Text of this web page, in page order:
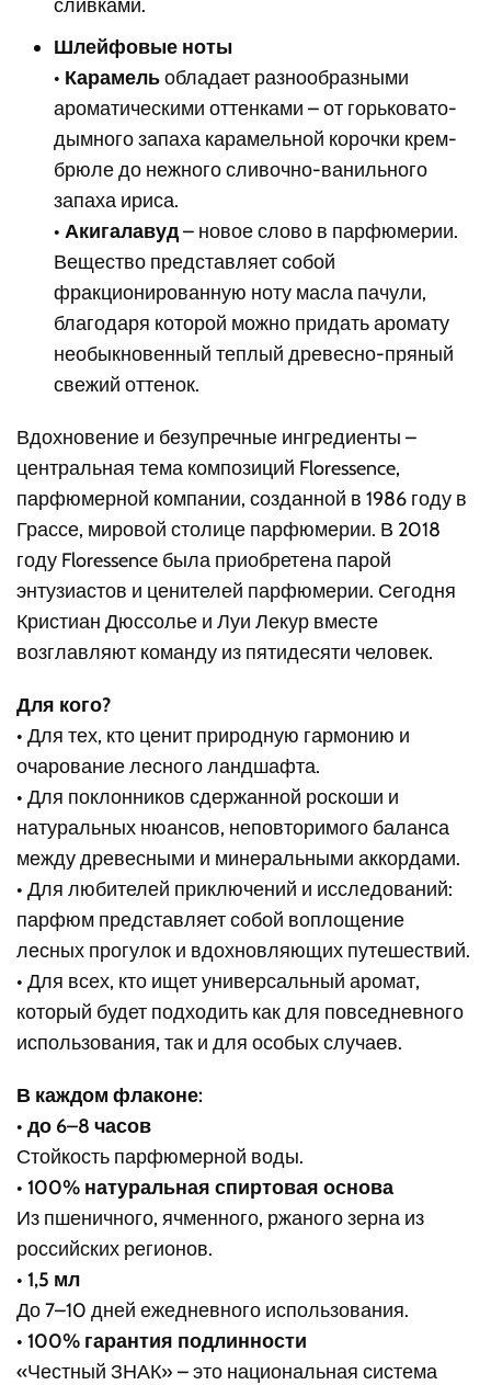
сливками.
Шлейфовые ноты
• Карамельобладает разнообразными
ароматическими оттенками – от горьковато-
дымного запаха карамельной корочки крем-
брюле до нежного сливочно-ванильного
запаха ириса.
•Акигалавуд– новое слово в парфюмерии.
Вещество представляет собой
фракционированную ноту масла пачули,
благодаря которой можно придать аромату
необыкновенный теплый древесно-пряный
свежий оттенок.
Вдохновение и безупречные ингредиенты –
центральная тема композиций Floressence,
парфюмерной компании, созданной в 1986 году в
Грассе, мировой столице парфюмерии. В 2018
году Floressence была приобретена парой
энтузиастов и ценителей парфюмерии. Сегодня
Кристиан Дюссолье и Луи Лекур вместе
возглавляют команду из пятидесяти человек.
Для кого?
• Для тех, кто ценит природную гармонию и
очарование лесного ландшафта.
• Для поклонников сдержанной роскоши и
натуральных нюансов, неповторимого баланса
между древесными и минеральными аккордами.
• Для любителей приключений и исследований:
парфюм представляет собой воплощение
лесных прогулок и вдохновляющих путешествий.
• Для всех, кто ищет универсальный аромат,
который будет подходить как для повседневного
использования, так и для особых случаев.
В каждом флаконе:
•до 6–8 часов
Стойкость парфюмерной воды.
•100% натуральная спиртовая основа
Из пшеничного, ячменного, ржаного зерна из
российских регионов.
•1,5 мл
До 7–10 дней ежедневного использования.
•100% гарантия подлинности
«Честный ЗНАК» – это национальная система